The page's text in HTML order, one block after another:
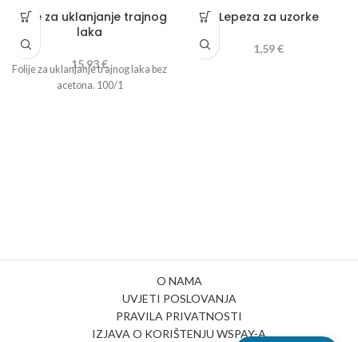
Folije za uklanjanje trajnog
laka
15,93€
Folije za uklanjanje trajnog laka bez
acetona. 100/1
Lepeza za uzorke
1,59€
O NAMA
UVJETI POSLOVANJA
PRAVILA PRIVATNOSTI
IZJAVA O KORIŠTENJU WSPAY-A